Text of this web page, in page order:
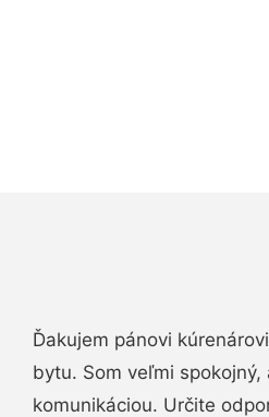
Ďakujem pánovi
bytu. Som veľmi
komunikáciou. Určite